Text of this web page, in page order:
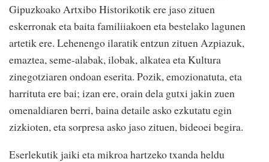
Gipuzkoako Artxibo Historikotik ere jaso zituen
eskerronak eta baita familiiakoen eta bestelako lagunen
artetik ere. Lehenengo ilaratik entzun zituen Azpiazuk,
emaztea, seme-alabak, ilobak, alkatea eta Kultura
zinegotziaren ondoan eserita. Pozik, emozionatuta, eta
harrituta ere bai; izan ere, orain dela gutxi jakin zuen
omenaldiaren berri, baina detaile asko ezkutatu egin
zizkioten, eta sorpresa asko jaso zituen, bideoei begira.
Eserlekutik jaiki eta mikroa hartzeko txanda heldu